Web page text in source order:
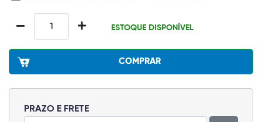
ESTOQUE DISPONÍVEL
COMPRAR
PRAZO E FRETE